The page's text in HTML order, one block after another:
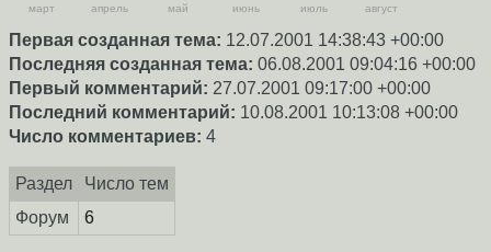
март апрель май июнь июль август
Первая созданная тема: 12.07.2001 14:38:43 +00:00
Последняя созданная тема: 06.08.2001 09:04:16 +00:00
Первый комментарий: 27.07.2001 09:17:00 +00:00
Последний комментарий: 10.08.2001 10:13:08 +00:00
Число комментариев: 4
Раздел
Число тем
Форум
6